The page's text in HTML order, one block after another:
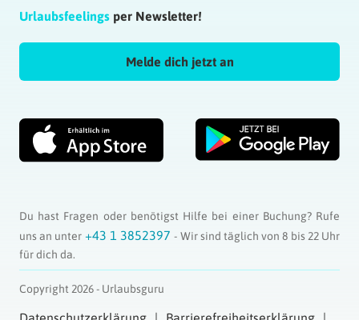
Urlaubsfeelings per Newsletter!
Melde dich jetzt an
Du hast Fragen oder benötigst Hilfe bei einer Buchung? Rufe
uns an unter +43 1 3852397- Wir sind täglich von 8 bis 22 Uhr
für dich da.
Copyright 2026 - Urlaubsguru